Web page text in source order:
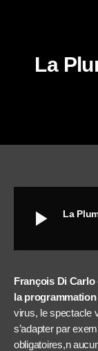
La
play_arrow La
François Di
la
virus, le spectacle
s’adapter par
obligatoires,na